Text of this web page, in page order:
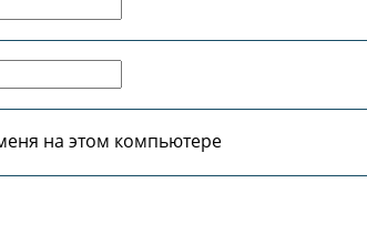
на этом компьютере